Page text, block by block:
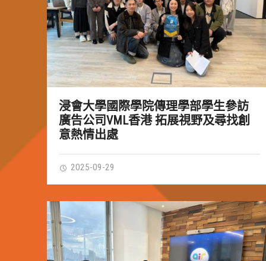
浸會大學國際學院傳理學部學生參訪
廣告公司VML香港 拓展視野及尋找創
意熱情出處
2025-09-29